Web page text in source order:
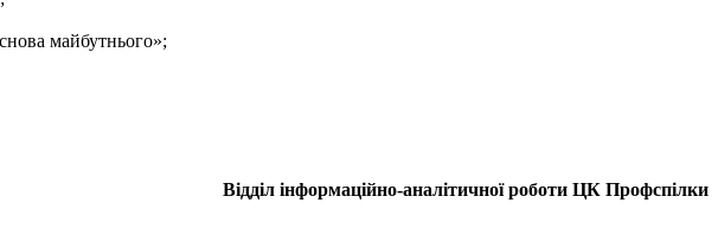
майбутнього»;
Відділ інформаційно-аналітичної роботи ЦК Профспілки